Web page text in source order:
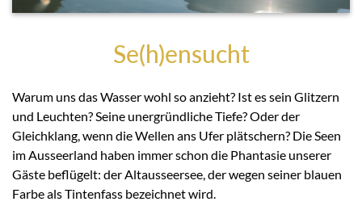
Se(h)ensucht
Warum uns das Wasser wohl so anzieht? Ist es sein Glitzern
und Leuchten? Seine unergründliche Tiefe? Oder der
Gleichklang, wenn die Wellen ans Ufer plätschern? Die Seen
im Ausseerland haben immer schon die Phantasie unserer
Gäste beflügelt: der Altausseersee, der wegen seiner blauen
Farbe als Tintenfass bezeichnet wird.